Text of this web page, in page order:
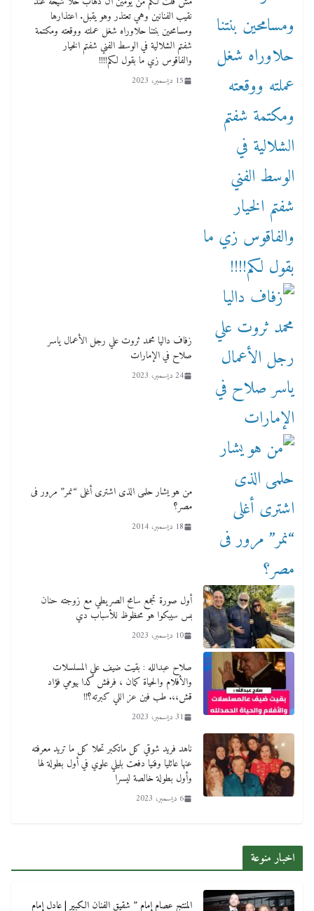
نقيب الفنانين وهي تعتذر وهو يقبل. اعتذارها
ومسامحين بنتنا حلاوراه شغل عملته ووقعته ومكتمة
شفتم الشلالية في الوسط الفني شفتم الخيار
والفاقوس زي ما بقول لكم!!!!
15 ديسمبر، 2023
زفاف داليا محمد ثروت علي رجل الأعمال ياسر
صلاح في الإمارات
24 ديسمبر، 2023
من هو يشار حلمى الذى اشترى أغلى “نمر” مرور فى
مصر؟
18 ديسمبر، 2014
أول صورة تجمع سامح الصريطي مع زوجته حنان
بس سيبكوا هو محظوظ للأسباب دي
10 ديسمبر، 2023
صلاح عبدالله : بقيت ضيف علي المسلسلات
والأفلام والحياة كمان ، فرفش كدا بيومي فؤاد
قش،،. طب فين عز اللي كبرته؟!!
31 ديسمبر، 2023
ناهد فريد شوقي كل ماتكبر تحلا كل ما تريد معرفته
عنها عائليا وفنيا دفعت بليلي علوي في أول بطولة لها
وأول بطولة خالصة ليسرا
6 ديسمبر، 2023
اخبار منوعة
المنتج عصام إمام ” شقيق الفنان الكبير | عادل إمام